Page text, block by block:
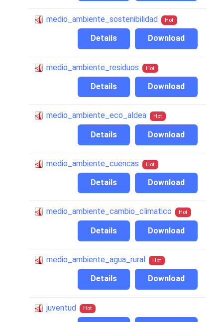
medio_ambiente_sostenibilidad Hot
Download
Details
medio_ambiente_residuos Hot
Download
Details
medio_ambiente_eco_aldea Hot
Download
Details
medio_ambiente_cuencas Hot
Download
Details
medio_ambiente_cambio_climatico Hot
Download
Details
medio_ambiente_agua_rural Hot
Download
Details
juventud Hot